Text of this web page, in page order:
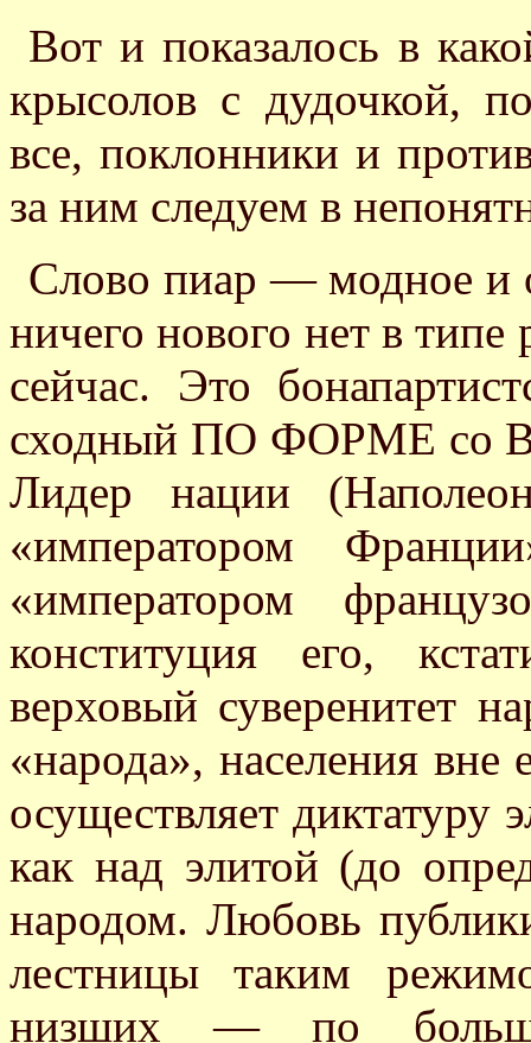
Вот и показалось в
крысолов с дудочкой,
все, поклонники и
за ним следуем в
Слово пиар — модное и
ничего нового нет в
сейчас. Это
сходный ПО ФОРМЕ со
Лидер нации
«императором
«императором
конституция его,
верховый суверенитет
«народа», населения вне
осуществляет диктатуру
как над элитой (до
народом. Любовь
лестницы таким
низших — по